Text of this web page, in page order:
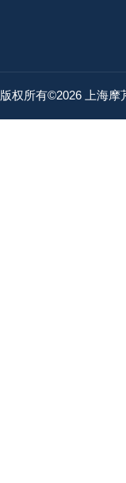
版权所有©2026 上海摩